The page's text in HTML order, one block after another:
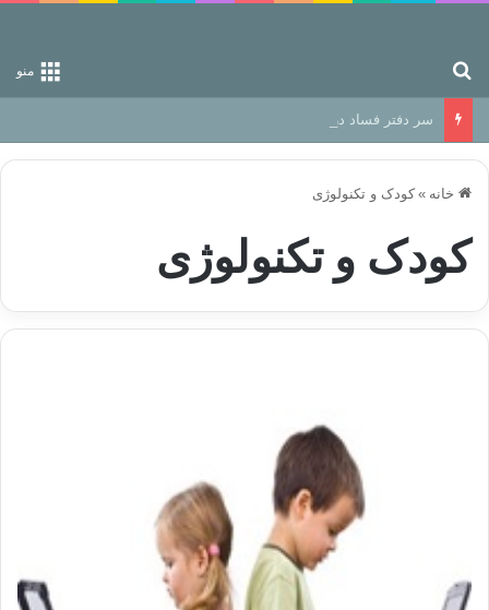
منو
سر دفتر فساد در زمین‌، دوری وکناره‌گیری از راه خداست‌!
خانه » کودک و تکنولوژی
کودک و تکنولوژی